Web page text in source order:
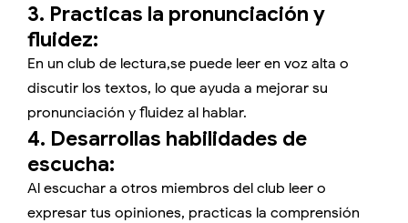
3. Practicas la pronunciación y
fluidez:
En un club de lectura,se puede leer en voz alta o
discutir los textos, lo que ayuda a mejorar su
pronunciación y fluidez al hablar.
4. Desarrollas habilidades de
escucha:
Al escuchar a otros miembros del club leer o
expresar tus opiniones, practicas la comprensión